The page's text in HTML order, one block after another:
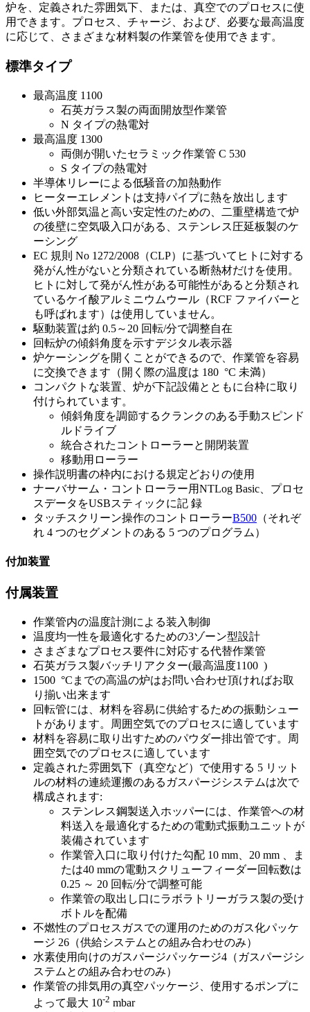
炉を、定義された雰囲気下、または、真空でのプロセスに使
用できます。プロセス、チャージ、および、必要な最高温度
に応じて、さまざまな材料製の作業管を使用できます。
標準タイプ
最高温度 1100
石英ガラス製の両面開放型作業管
N タイプの熱電対
最高温度 1300
両側が開いたセラミック作業管 C 530
S タイプの熱電対
半導体リレーによる低騒音の加熱動作
ヒーターエレメントは支持パイプに熱を放出します
低い外部気温と高い安定性のための、二重壁構造で炉
の後壁に空気吸入口がある、ステンレス圧延板製のケ
ーシング
EC 規則 No 1272/2008（CLP）に基づいてヒトに対する
発がん性がないと分類されている断熱材だけを使用。
ヒトに対して発がん性がある可能性があると分類され
ているケイ酸アルミニウムウール（RCF ファイバーと
も呼ばれます）は使用していません。
駆動装置は約 0.5～20 回転/分で調整自在
回転炉の傾斜角度を示すデジタル表示器
炉ケーシングを開くことができるので、作業管を容易
に交換できます（開く際の温度は 180 °C 未満）
コンパクトな装置、炉が下記設備とともに台枠に取り
付けられています。
傾斜角度を調節するクランクのある手動スピンド
ルドライブ
統合されたコントローラーと開閉装置
移動用ローラー
操作説明書の枠内における規定どおりの使用
ナーバサーム・コントローラー用NTLog Basic、プロセ
スデータをUSBスティックに記 録
タッチスクリーン操作のコントローラーB500 （それぞ
れ 4 つのセグメントのある 5 つのプログラム）
付加装置
付属装置
作業管内の温度計測による装入制御
温度均一性を最適化するための3ゾーン型設計
さまざまなプロセス要件に対応する代替作業管
石英ガラス製バッチリアクター(最高温度1100 )
1500 °Cまでの高温の炉はお問い合わせ頂ければお取
り揃い出来ます
回転管には、材料を容易に供給するための振動シュー
トがあります。周囲空気でのプロセスに適しています
材料を容易に取り出すためのパウダー排出管です。周
囲空気でのプロセスに適しています
定義された雰囲気下（真空など）で使用する 5 リット
ルの材料の連続運搬のあるガスパージシステムは次で
構成されます:
ステンレス鋼製送入ホッパーには、作業管への材
料送入を最適化するための電動式振動ユニットが
装備されています
作業管入口に取り付けた勾配 10 mm、20 mm 、ま
たは40 mmの電動スクリューフィーダー回転数は
0.25 ～ 20 回転/分で調整可能
作業管の取出し口にラボラトリーガラス製の受け
ボトルを配備
不燃性のプロセスガスでの運用のためのガス化パッケ
ージ 26（供給システムとの組み合わせのみ）
水素使用向けのガスパージパッケージ4（ガスパージシ
ステムとの組み合わせのみ）
作業管の排気用の真空パッケージ、使用するポンプに
よって最大 10‑2 mbar